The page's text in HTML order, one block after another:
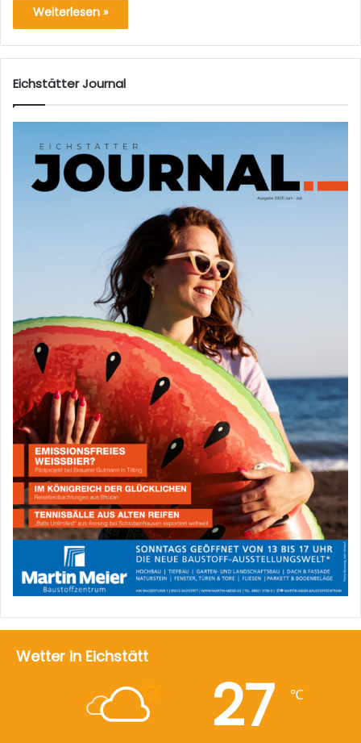
Weiterlesen »
Eichstätter Journal
Wetter in Eichstätt
27 ℃